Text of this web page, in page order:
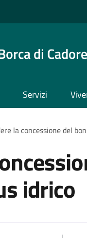
di Cadore
Servizi
la concessione del
idrico